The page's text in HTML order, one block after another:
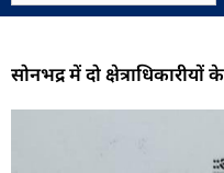
सोनभद्र में दो क्षेत्राधिकारीयों